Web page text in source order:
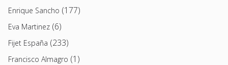
Enrique Sancho (177)
Eva Martinez (6)
Fijet España (233)
Francisco Almagro (1)